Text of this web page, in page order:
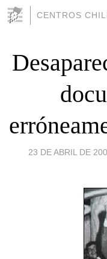
CENTROS
23 DE ABRIL DE